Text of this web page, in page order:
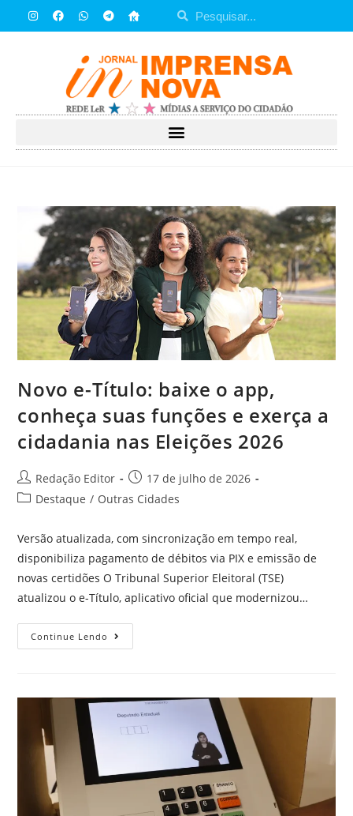
Novo e-Título: baixe o app,
conheça suas funções e exerça a
cidadania nas Eleições 2026
Redação Editor
17 de julho de 2026
Destaque / Outras Cidades
Versão atualizada, com sincronização em tempo real,
disponibiliza pagamento de débitos via PIX e emissão de
novas certidões O Tribunal Superior Eleitoral (TSE)
atualizou o e-Título, aplicativo oficial que modernizou…
Continue Lendo